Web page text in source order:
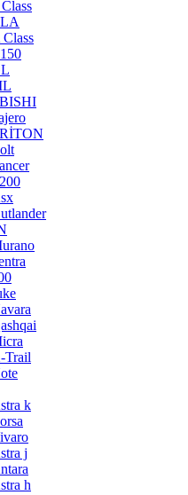
Class
Trail
k
j
h